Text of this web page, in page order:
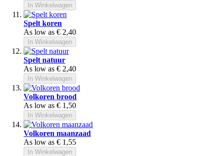
In Winkelwagen
Spelt koren
As low as € 2,40
In Winkelwagen
Spelt natuur
As low as € 2,40
In Winkelwagen
Volkoren brood
As low as € 1,50
In Winkelwagen
Volkoren maanzaad
As low as € 1,55
In Winkelwagen